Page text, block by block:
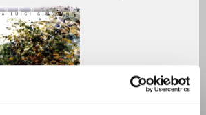
RISULTATI SUCCESSIVI